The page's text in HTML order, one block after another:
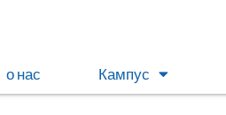
о нас Кампус